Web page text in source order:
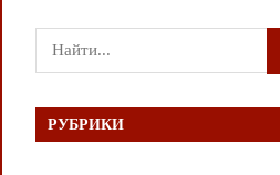
Поиск
для:
РУБРИКИ